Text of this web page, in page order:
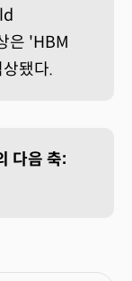
은 'HBM
됐다.
다음 축: